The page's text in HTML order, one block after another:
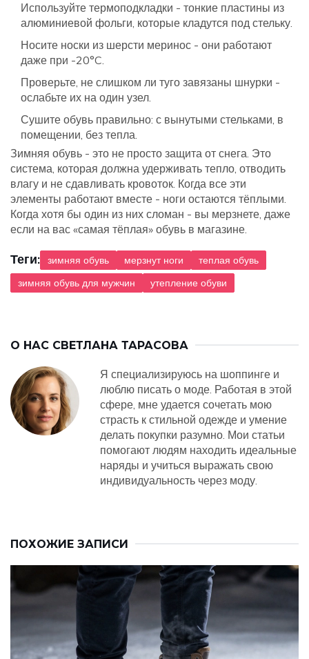
Используйте термоподкладки - тонкие пластины из
алюминиевой фольги, которые кладутся под стельку.
Носите носки из шерсти меринос - они работают
даже при -20°C.
Проверьте, не слишком ли туго завязаны шнурки -
ослабьте их на один узел.
Сушите обувь правильно: с вынутыми стельками, в
помещении, без тепла.
Зимняя обувь - это не просто защита от снега. Это
система, которая должна удерживать тепло, отводить
влагу и не сдавливать кровоток. Когда все эти
элементы работают вместе - ноги остаются тёплыми.
Когда хотя бы один из них сломан - вы мерзнете, даже
если на вас «самая тёплая» обувь в магазине.
Теги: зимняя обувь мерзнут ноги
теплая обувь
зимняя обувь для мужчин
утепление обуви
О НАС СВЕТЛАНА ТАРАСОВА
Я специализируюсь на шоппинге и
люблю писать о моде. Работая в этой
сфере, мне удается сочетать мою
страсть к стильной одежде и умение
делать покупки разумно. Мои статьи
помогают людям находить идеальные
наряды и учиться выражать свою
индивидуальность через моду.
ПОХОЖИЕ ЗАПИСИ